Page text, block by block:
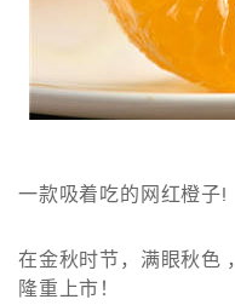
一款吸着吃的网红橙子!
在金秋时节，满眼秋色
隆重上市！